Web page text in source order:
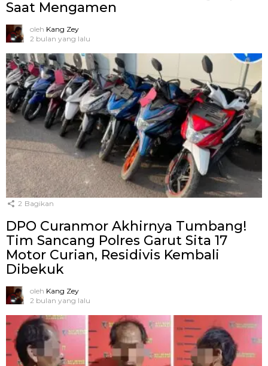
Saat Mengamen
oleh Kang Zey
2 bulan yang lalu
2 Bagikan
DPO Curanmor Akhirnya Tumbang!
Tim Sancang Polres Garut Sita 17
Motor Curian, Residivis Kembali
Dibekuk
oleh Kang Zey
2 bulan yang lalu